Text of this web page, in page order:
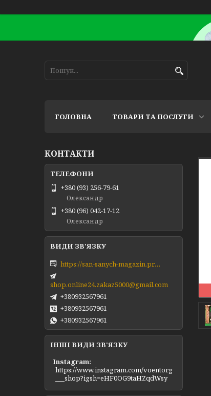
ГОЛОВНА ТОВАРИ ТА ПОСЛУГИ
КОНТАКТИ
+380 (93) 256-79-61
Олександр
+380 (96) 042-17-12
Олександр
https://san-sanych-magazin.prom.ua/ua/
shop.online24.zakaz5000@gmail.com
+380932567961
+380932567961
+380932567961
ІНШІ ВИДИ ЗВ'ЯЗКУ
Instagram
https://www.instagram.com/voentorg
___shop?igsh=eHF0OG9taHZqdWsy